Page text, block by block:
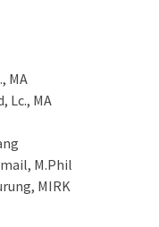
MA
Lc., MA
M.Phil
MIRK